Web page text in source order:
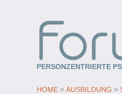
PERSONZENTRIERTE
HOME AUSBILDUNG